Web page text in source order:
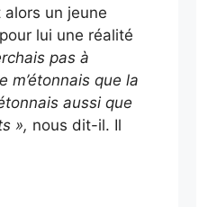
un jeune
lui une réalité
pas à
m’étonnais que la
aussi que
», nous dit-il. Il